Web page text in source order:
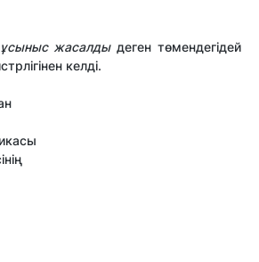
ұсыныс жасалдыдеген төмендегідей
келді.